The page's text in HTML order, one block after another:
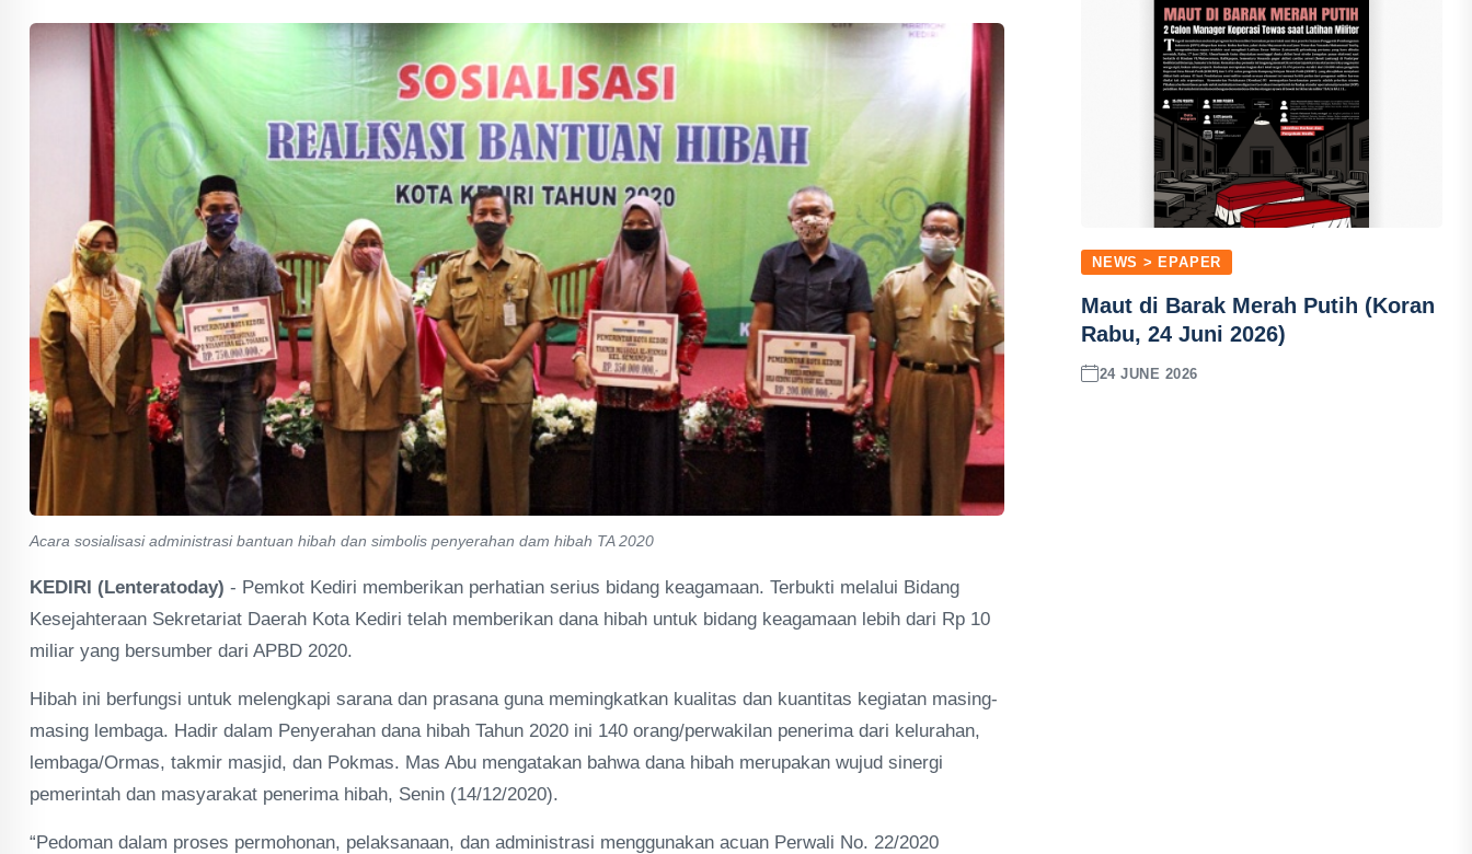
Acara sosialisasi administrasi bantuan hibah dan simbolis penyerahan dam hibah TA 2020
KEDIRI (Lenteratoday) - Pemkot Kediri memberikan perhatian serius bidang keagamaan. Terbukti melalui Bidang
Kesejahteraan Sekretariat Daerah Kota Kediri telah memberikan dana hibah untuk bidang keagamaan lebih dari Rp 10
miliar yang bersumber dari APBD 2020.
Hibah ini berfungsi untuk melengkapi sarana dan prasana guna memingkatkan kualitas dan kuantitas kegiatan masing-
masing lembaga. Hadir dalam Penyerahan dana hibah Tahun 2020 ini 140 orang/perwakilan penerima dari kelurahan,
lembaga/Ormas, takmir masjid, dan Pokmas. Mas Abu mengatakan bahwa dana hibah merupakan wujud sinergi
pemerintah dan masyarakat penerima hibah, Senin (14/12/2020).
“Pedoman dalam proses permohonan, pelaksanaan, dan administrasi menggunakan acuan Perwali No. 22/2020
NEWS > EPAPER
Maut di Barak Merah Putih (Koran
Rabu, 24 Juni 2026)
24 JUNE 2026